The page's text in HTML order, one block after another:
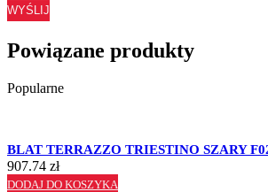
WYŚLIJ
Powiązane produkty
Popularne
BLAT TERRAZZO TRIESTINO SZARY
907.74 zł
DODAJ DO KOSZYKA